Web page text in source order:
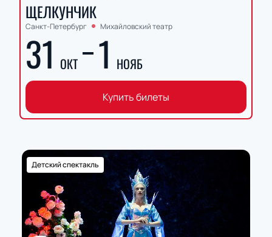
ЩЕЛКУНЧИК
Санкт-Петербург Михайловский театр
31 ОКТ 1 НОЯБ
Купить билеты
Детский спектакль